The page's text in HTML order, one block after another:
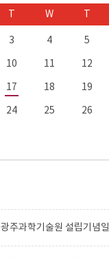
W
3 4 5
10 11 12
17 18 19
24 25 26
광주과학기술원 설립기념일